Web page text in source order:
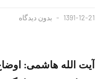
1391-12-21 بدون دیدگاه
آیت الله هاشمی: